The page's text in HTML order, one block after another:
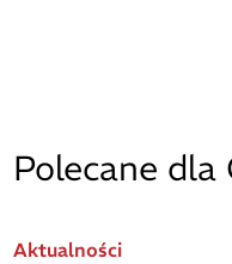
Polecane dla
Aktualności